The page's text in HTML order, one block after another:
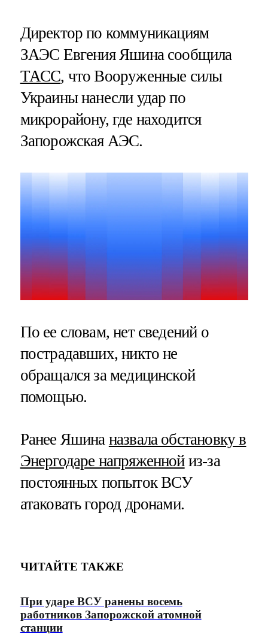
Директор по коммуникациям
ЗАЭС Евгения Яшина сообщила
ТАСС, что Вооруженные силы
Украины нанесли удар по
микрорайону, где находится
Запорожская АЭС.
По ее словам, нет сведений о
пострадавших, никто не
обращался за медицинской
помощью.
Ранее Яшина назвала обстановку в
Энергодаре напряженнойиз-за
постоянных попыток ВСУ
атаковать город дронами.
ЧИТАЙТЕ ТАКЖЕ
При ударе ВСУ ранены восемь
работников Запорожской атомной
станции